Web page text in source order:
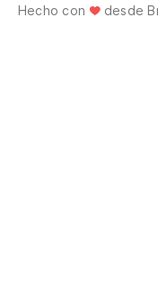
Hecho con
desde